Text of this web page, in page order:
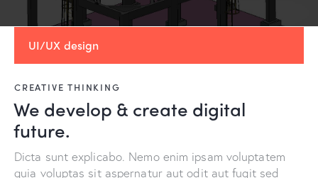
UI/UX design
CREATIVE THINKING
We develop & create digital
future.
Dicta sunt explicabo. Nemo enim ipsam voluptatem
quia voluptas sit aspernatur aut odit aut fugit sed